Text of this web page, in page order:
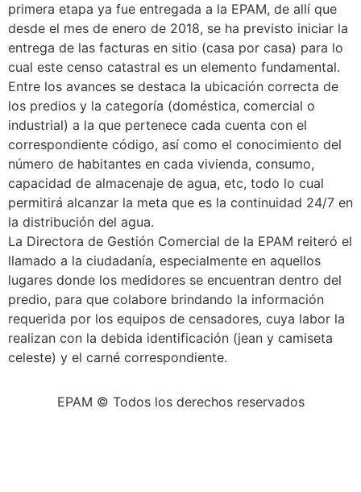
primera etapa ya fue entregada a la EPAM, de allí que
desde el mes de enero de 2018, se ha previsto iniciar la
entrega de las facturas en sitio (casa por casa) para lo
cual este censo catastral es un elemento fundamental.
Entre los avances se destaca la ubicación correcta de
los predios y la categoría (doméstica, comercial o
industrial) a la que pertenece cada cuenta con el
correspondiente código, así como el conocimiento del
número de habitantes en cada vivienda, consumo,
capacidad de almacenaje de agua, etc, todo lo cual
permitirá alcanzar la meta que es la continuidad 24/7 en
la distribución del agua.
La Directora de Gestión Comercial de la EPAM reiteró el
llamado a la ciudadanía, especialmente en aquellos
lugares donde los medidores se encuentran dentro del
predio, para que colabore brindando la información
requerida por los equipos de censadores, cuya labor la
realizan con la debida identificación (jean y camiseta
celeste) y el carné correspondiente.
EPAM © Todos los derechos reservados